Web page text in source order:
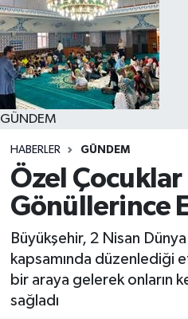
GÜNDEM
HABERLER GÜNDEM
Özel Çocuklar
Gönüllerince
Büyükşehir, 2 Nisan
kapsamında düzenlediği
bir araya gelerek onların
sağladı